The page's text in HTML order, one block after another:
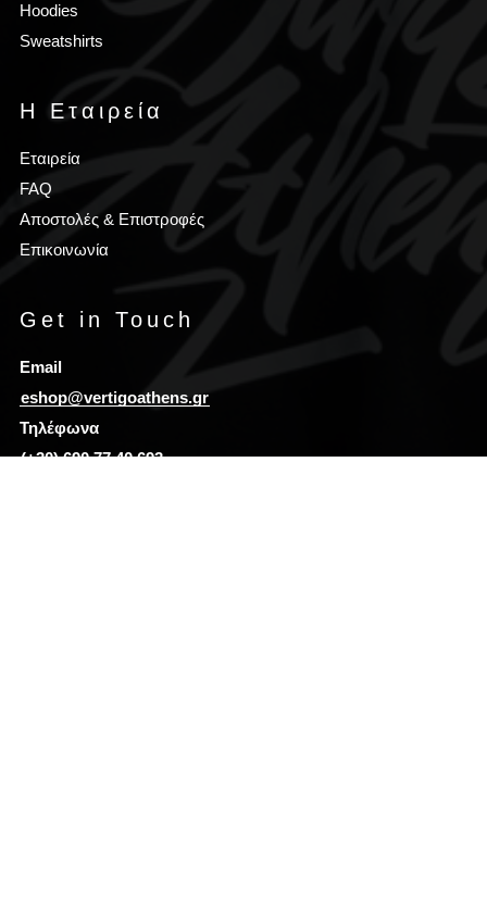
Hoodies
Sweatshirts
Η Εταιρεία
Εταιρεία
FAQ
Αποστολές & Επιστροφές
Επικοινωνία
Get in Touch
Email
eshop@vertigoathens.gr
Τηλέφωνα
(+30) 690 77 40 693